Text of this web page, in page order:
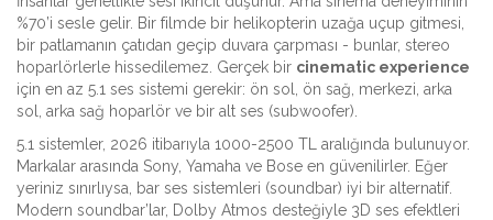
%70’i sesle gelir. Bir filmde bir helikopterin uzağa uçup gitmesi,
bir patlamanın çatıdan geçip duvara çarpması - bunlar, stereo
hoparlörlerle hissedilemez. Gerçek bir cinematic experience
için en az 5.1 ses sistemi gerekir: ön sol, ön sağ, merkezi, arka
sol, arka sağ hoparlör ve bir alt ses (subwoofer).
5.1 sistemler, 2026 itibarıyla 1000-2500 TL aralığında bulunuyor.
Markalar arasında Sony, Yamaha ve Bose en güvenilirler. Eğer
yeriniz sınırlıysa, bar ses sistemleri (soundbar) iyi bir alternatif.
Modern soundbar’lar, Dolby Atmos desteğiyle 3D ses efektleri